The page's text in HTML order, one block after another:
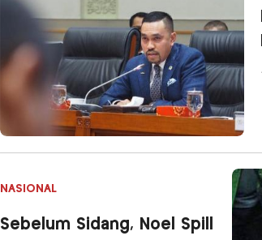
NASIONAL
Sebelum Sidang, Noel Spill